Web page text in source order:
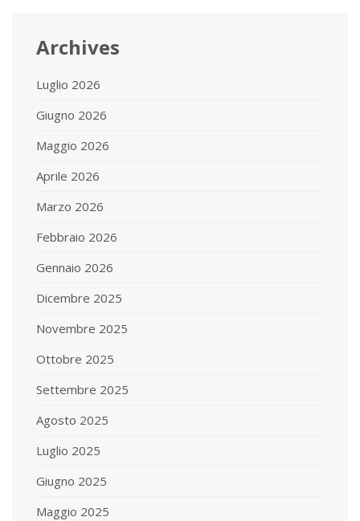
Archives
Luglio 2026
Giugno 2026
Maggio 2026
Aprile 2026
Marzo 2026
Febbraio 2026
Gennaio 2026
Dicembre 2025
Novembre 2025
Ottobre 2025
Settembre 2025
Agosto 2025
Luglio 2025
Giugno 2025
Maggio 2025